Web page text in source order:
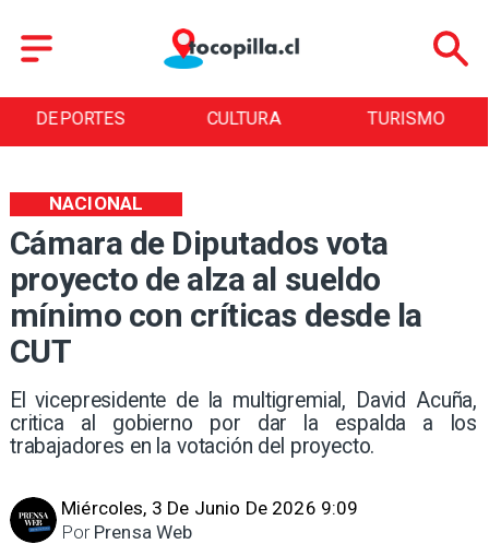
CULTURA TURISMO TENDENCIAS
Cámara de Diputados vota
proyecto de alza al sueldo
mínimo con críticas desde la
CUT
El vicepresidente de la multigremial, David Acuña,
critica al gobierno por dar la espalda a los
trabajadores en la votación del proyecto.
NACIONAL
Miércoles, 3 De Junio De 2026 9:09
Prensa Web
Por